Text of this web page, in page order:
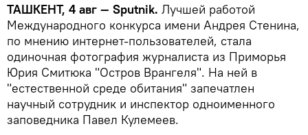
ТАШКЕНТ, 4 авг — Sputnik. Лучшей работой
Международного конкурса имени Андрея Стенина,
по мнению интернет-пользователей, стала
одиночная фотография журналиста из Приморья
Юрия Смитюка "Остров Врангеля". На ней в
"естественной среде обитания" запечатлен
научный сотрудник и инспектор одноименного
заповедника Павел Кулемеев.